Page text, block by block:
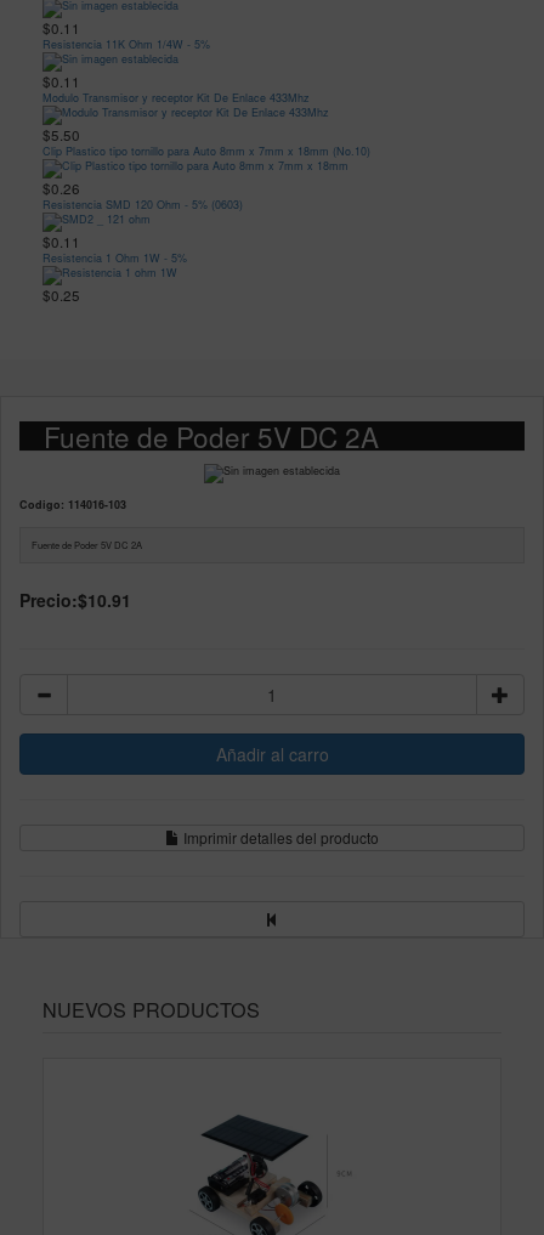
$0.11
Resistencia 11K Ohm 1/4W - 5%
$0.11
Modulo Transmisor y receptor Kit De Enlace 433Mhz
$5.50
Clip Plastico tipo tornillo para Auto 8mm x 7mm x 18mm (No.10)
$0.26
Resistencia SMD 120 Ohm - 5% (0603)
$0.11
Resistencia 1 Ohm 1W - 5%
$0.25
Fuente de Poder 5V DC 2A
Codigo: 114016-103
Fuente de Poder 5V DC 2A
Precio:$10.91
Imprimir detalles del producto
NUEVOS PRODUCTOS